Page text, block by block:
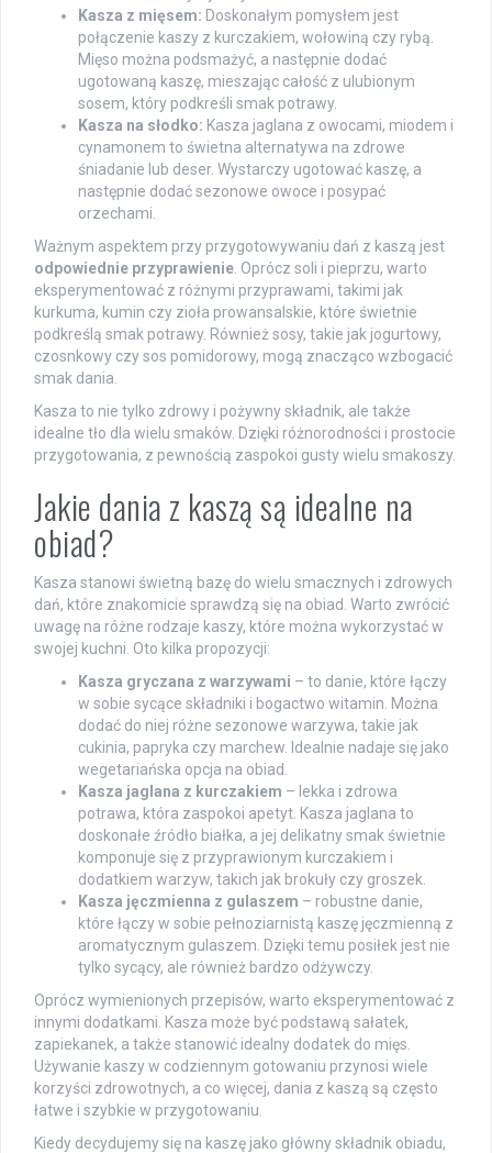
Kasza z mięsem: Doskonałym pomysłem jest
połączenie kaszy z kurczakiem, wołowiną czy rybą.
Mięso można podsmażyć, a następnie dodać
ugotowaną kaszę, mieszając całość z ulubionym
sosem, który podkreśli smak potrawy.
Kasza na słodko: Kasza jaglana z owocami, miodem i
cynamonem to świetna alternatywa na zdrowe
śniadanie lub deser. Wystarczy ugotować kaszę, a
następnie dodać sezonowe owoce i posypać
orzechami.
Ważnym aspektem przy przygotowywaniu dań z kaszą jest
odpowiednie przyprawienie . Oprócz soli i pieprzu, warto
eksperymentować z różnymi przyprawami, takimi jak
kurkuma, kumin czy zioła prowansalskie, które świetnie
podkreślą smak potrawy. Również sosy, takie jak jogurtowy,
czosnkowy czy sos pomidorowy, mogą znacząco wzbogacić
smak dania.
Kasza to nie tylko zdrowy i pożywny składnik, ale także
idealne tło dla wielu smaków. Dzięki różnorodności i prostocie
przygotowania, z pewnością zaspokoi gusty wielu smakoszy.
Jakie dania z kaszą są idealne na
obiad?
Kasza stanowi świetną bazę do wielu smacznych i zdrowych
dań, które znakomicie sprawdzą się na obiad. Warto zwrócić
uwagę na różne rodzaje kaszy, które można wykorzystać w
swojej kuchni. Oto kilka propozycji:
Kasza gryczana z warzywami – to danie, które łączy
w sobie sycące składniki i bogactwo witamin. Można
dodać do niej różne sezonowe warzywa, takie jak
cukinia, papryka czy marchew. Idealnie nadaje się jako
wegetariańska opcja na obiad.
Kasza jaglana z kurczakiem – lekka i zdrowa
potrawa, która zaspokoi apetyt. Kasza jaglana to
doskonałe źródło białka, a jej delikatny smak świetnie
komponuje się z przyprawionym kurczakiem i
dodatkiem warzyw, takich jak brokuły czy groszek.
Kasza jęczmienna z gulaszem – robustne danie,
które łączy w sobie pełnoziarnistą kaszę jęczmienną z
aromatycznym gulaszem. Dzięki temu posiłek jest nie
tylko sycący, ale również bardzo odżywczy.
Oprócz wymienionych przepisów, warto eksperymentować z
innymi dodatkami. Kasza może być podstawą sałatek,
zapiekanek, a także stanowić idealny dodatek do mięs.
Używanie kaszy w codziennym gotowaniu przynosi wiele
korzyści zdrowotnych, a co więcej, dania z kaszą są często
łatwe i szybkie w przygotowaniu.
Kiedy decydujemy się na kaszę jako główny składnik obiadu,